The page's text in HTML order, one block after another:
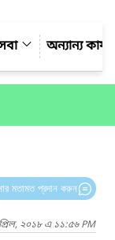
অন্যান্য
মতামত প্রদান করুন
২০১৮ এ ১১:৫৬ PM